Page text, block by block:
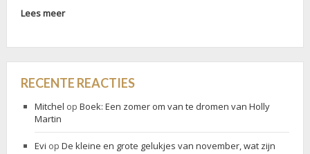
Lees meer
RECENTE REACTIES
Mitchel op Boek: Een zomer om van te dromen van Holly
Martin
Evi op De kleine en grote gelukjes van november, wat zijn